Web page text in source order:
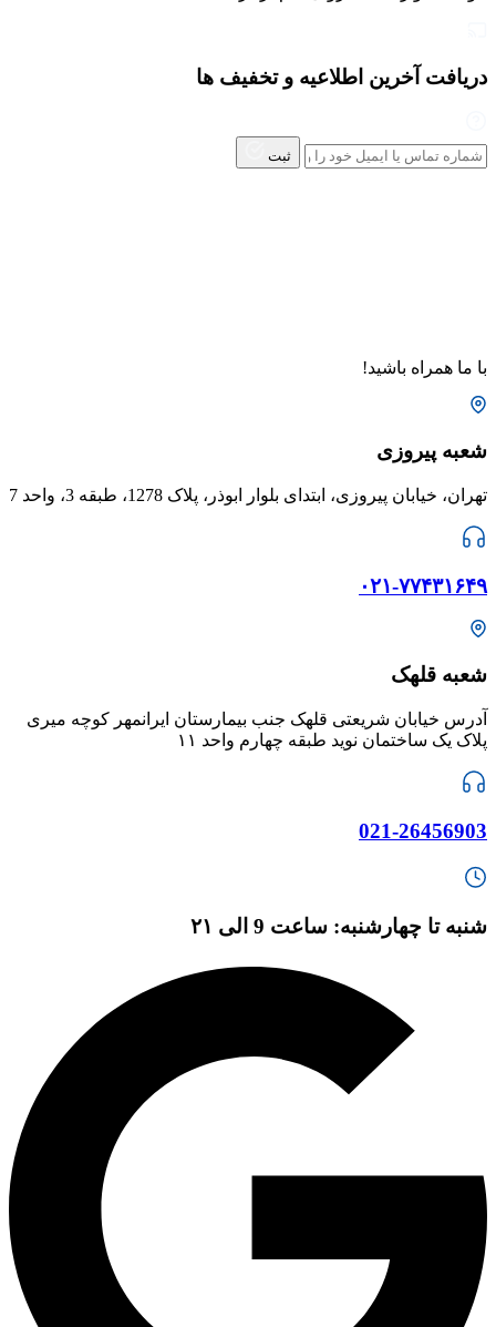
دریافت آخرین اطلاعیه و تخفیف ها
ثبت
با ما همراه باشید!
شعبه پیروزی
تهران، خیابان پیروزی، ابتدای بلوار ابوذر، پلاک 1278، طبقه 3، واحد 7
۰۲۱-۷۷۴۳۱۶۴۹
شعبه قلهک
آدرس خیابان شریعتی قلهک جنب بیمارستان ایرانمهر کوچه میری
پلاک یک ساختمان نوید طبقه چهارم واحد ۱۱
021-26456903
شنبه تا چهارشنبه: ساعت 9 الی ۲۱